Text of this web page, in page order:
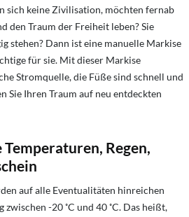
sich keine Zivilisation, möchten fernab
den Traum der Freiheit leben? Sie
stehen? Dann ist eine manuelle Markise
für sie. Mit dieser Markise
Stromquelle, die Füße sind schnell und
Sie Ihren Traum auf neu entdeckten
Regen,
auf alle Eventualitäten hinreichen
-20 ˚C und 40 ˚C. Das heißt,